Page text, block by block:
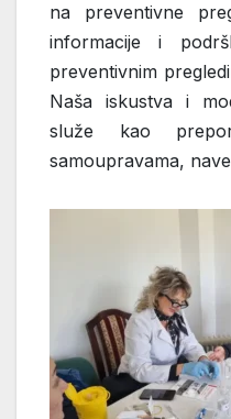
na preventivne
informacije i
preventivnim
Naša iskustva i
služe kao
samoupravama,